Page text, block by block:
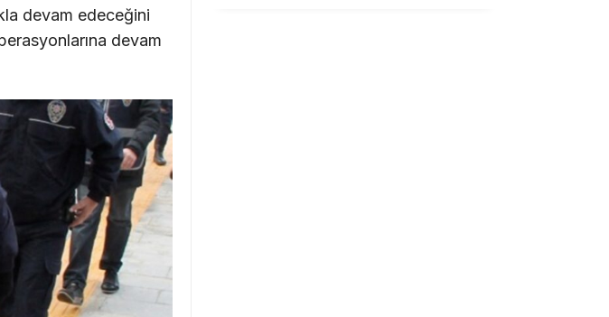
devam edeceğini
devam